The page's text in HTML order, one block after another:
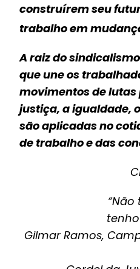
construírem seu
trabalho em
A raiz do
que une os
movimentos de
justiça, a igualdade,
são aplicadas no
de trabalho e das
Gilmar Ramos,